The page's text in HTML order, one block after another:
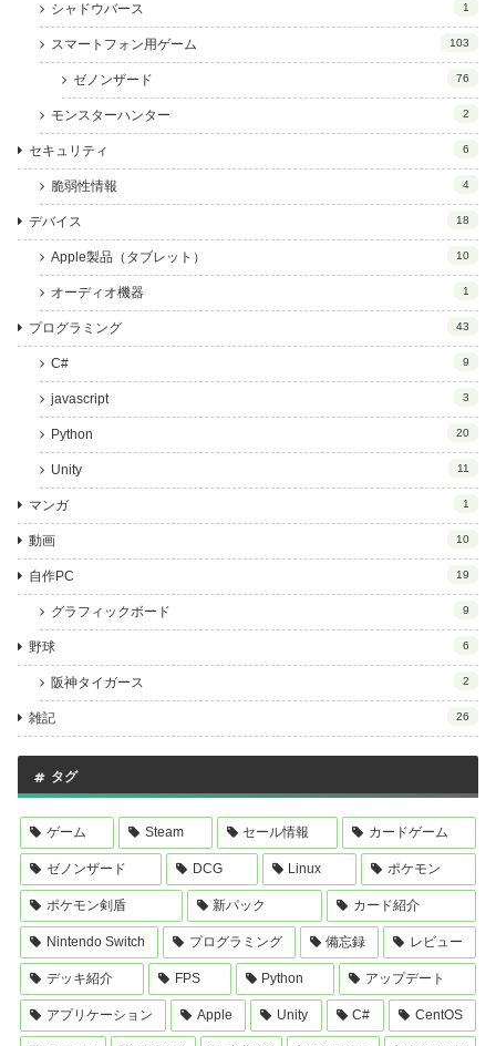
シャドウバース 1
スマートフォン用ゲーム 103
ゼノンザード 76
モンスターハンター 2
セキュリティ 6
脆弱性情報 4
デバイス 18
Apple製品（タブレット） 10
オーディオ機器 1
プログラミング 43
C# 9
javascript 3
Python 20
Unity 11
マンガ 1
動画 10
自作PC 19
グラフィックボード 9
野球 6
阪神タイガース 2
雑記 26
タグ
ゲーム Steam セール情報 カードゲーム
ゼノンザード DCG Linux ポケモン
ポケモン剣盾 新パック カード紹介
Nintendo Switch プログラミング 備忘録 レビュー
デッキ紹介 FPS Python アップデート
アプリケーション Apple Unity C# CentOS